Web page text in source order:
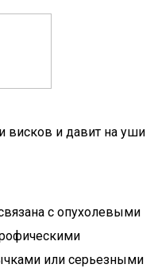
висков и давит на уши
с опухолевыми
или серьезными